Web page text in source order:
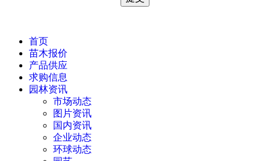
首页
苗木报价
产品供应
求购信息
园林资讯
市场动态
图片资讯
国内资讯
企业动态
环球动态